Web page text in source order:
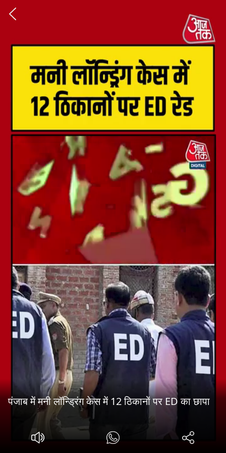
पंजाब में मनी लॉन्ड्रिंग केस में 12 ठिकानों पर ED का छापा